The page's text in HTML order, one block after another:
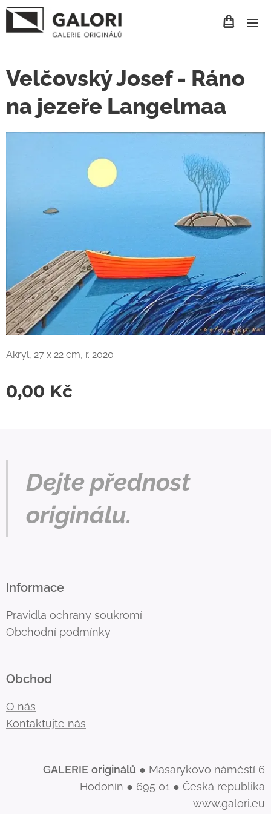
Velčovský Josef - Ráno
na jezeře Langelmaa
Akryl, 27 x 22 cm, r. 2020
0,00 Kč
Dejte přednost
originálu.
Informace
Pravidla ochrany soukromí
Obchodní podmínky
Obchod
O nás
Kontaktujte nás
GALERIE originálů ● Masarykovo náměstí 6
Hodonín ● 695 01 ● Česká republika
www.galori.eu